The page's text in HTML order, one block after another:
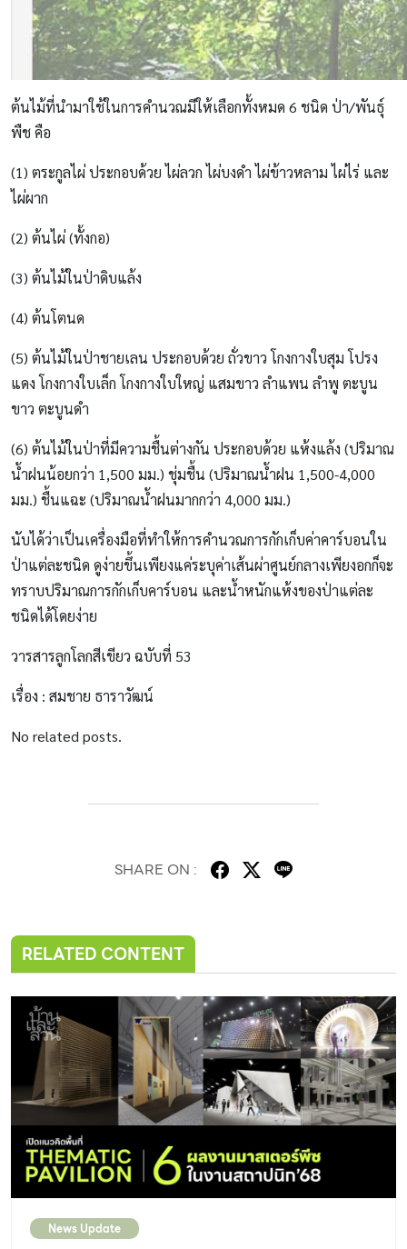
ต้นไม้ที่นำมาใช้ในการคำนวณมีให้เลือกทั้งหมด 6 ชนิด ป่า/พันธุ์
พืช คือ
(1) ตระกูลไผ่ ประกอบด้วย ไผ่ลวก ไผ่บงดำ ไผ่ข้าวหลาม ไผ่ไร่ และ
ไผ่ผาก
(2) ต้นไผ่ (ทั้งกอ)
(3) ต้นไม้ในป่าดิบแล้ง
(4) ต้นโตนด
(5) ต้นไม้ในป่าชายเลน ประกอบด้วย ถั่วขาว โกงกางใบสุม โปรง
แดง โกงกางใบเล็ก โกงกางใบใหญ่ แสมขาว ลำแพน ลำพู ตะบูน
ขาว ตะบูนดำ
(6) ต้นไม้ในป่าที่มีความชื้นต่างกัน ประกอบด้วย แห้งแล้ง (ปริมาณ
น้ำฝนน้อยกว่า 1,500 มม.) ชุ่มชื้น (ปริมาณน้ำฝน 1,500-4,000
มม.) ชื้นแฉะ (ปริมาณน้ำฝนมากกว่า 4,000 มม.)
นับได้ว่าเป็นเครื่องมือที่ทำให้การคำนวณการกักเก็บค่าคาร์บอนใน
ป่าแต่ละชนิด ดูง่ายขึ้นเพียงแค่ระบุค่าเส้นผ่าศูนย์กลางเพียงอกก็จะ
ทราบปริมาณการกักเก็บคาร์บอน และน้ำหนักแห้งของป่าแต่ละ
ชนิดได้โดยง่าย
วารสารลูกโลกสีเขียว ฉบับที่ 53
เรื่อง : สมชาย ธาราวัฒน์
No related posts.
SHARE ON :
RELATED CONTENT
News Update